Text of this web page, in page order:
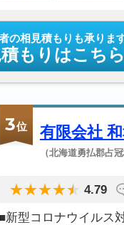
の相見積もりも承りま
もりはこちら
3位 有限会社
（北海道勇払郡占
4.79
■新型コロナウイルス